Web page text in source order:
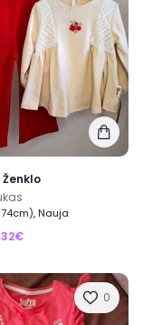
Ženklo
Nauja
0
naujas prekes
dar geriau?
dalimi
narių.